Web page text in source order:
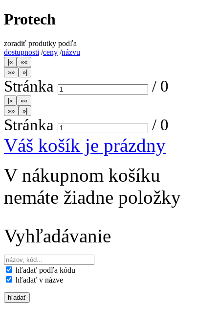
Protech
zoradiť produtky podľa
dostupnosti /ceny /názvu
Stránka / 0
Stránka / 0
Váš košík je prázdny
V nákupnom košíku
nemáte žiadne položky
Vyhľadávanie
hľadať podľa kódu
hľadať v názve